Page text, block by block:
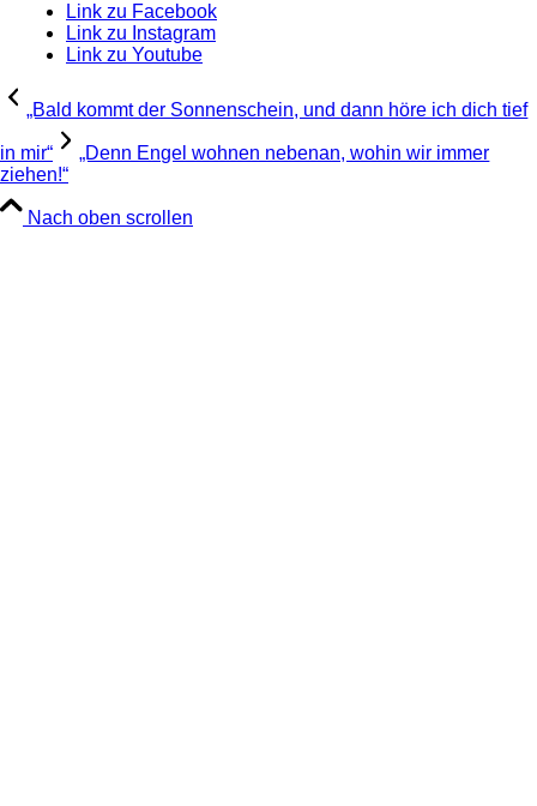
Link zu Facebook
Link zu Instagram
Link zu Youtube
„Bald kommt der Sonnenschein, und dann höre ich dich tief
in mir“
„Denn Engel wohnen nebenan, wohin wir immer
ziehen!“
Nach oben scrollen